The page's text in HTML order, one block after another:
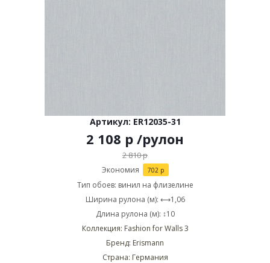
Артикул: ER12035-31
2 108 р /рулон
2 810р
Экономия 702р
Тип обоев: винил на флизелине
Ширина рулона (м): ⟷1,06
Длина рулона (м): ↕10
Коллекция: Fashion for Walls 3
Бренд: Erismann
Страна: Германия